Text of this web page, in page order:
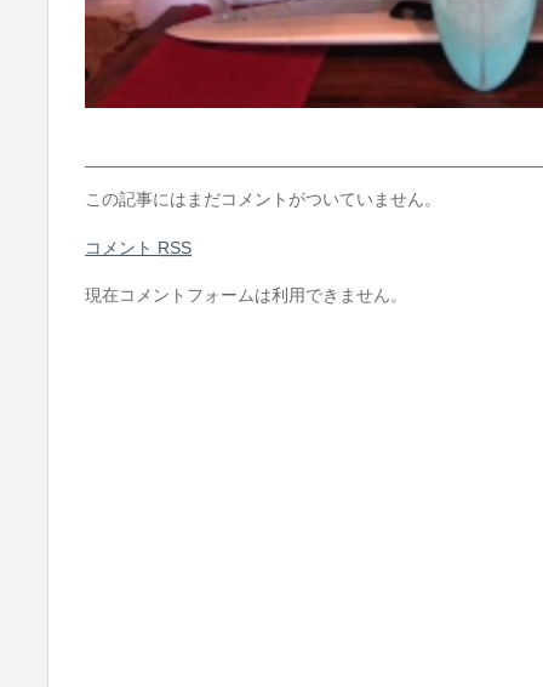
この記事にはまだコメントがついていません。
コメント RSS
現在コメントフォームは利用できません。